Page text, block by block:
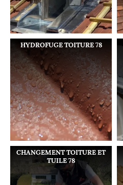
HYDROFUGE TOITURE 78
CHANGEMENT TOITURE ET
TUILE 78